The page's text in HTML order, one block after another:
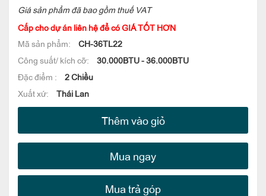
Giá sản phẩm đã bao gồm thuế VAT
Cấp cho dự án liên hệ để có GIÁ TỐT HƠN
Mã sản phẩm:
CH-36TL22
Công suất/ kích cỡ:
30.000BTU - 36.000BTU
Đặc điểm :
2 Chiều
Xuất xứ:
Thái Lan
Thêm vào giỏ
Mua ngay
Mua trả góp